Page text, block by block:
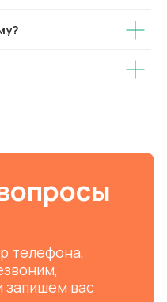
телефона,
запишем вас